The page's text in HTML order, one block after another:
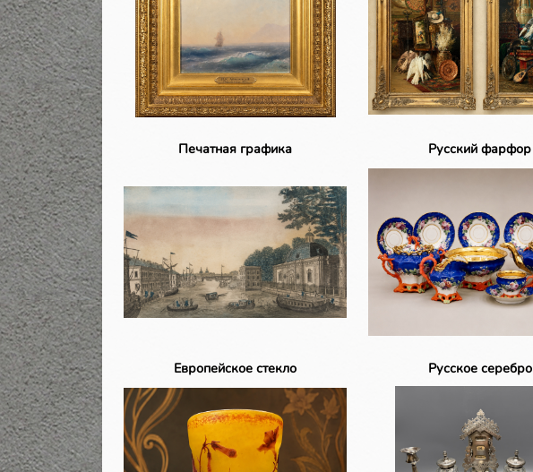
Печатная графика Русский фарфор
Европейское стекло Русское серебро